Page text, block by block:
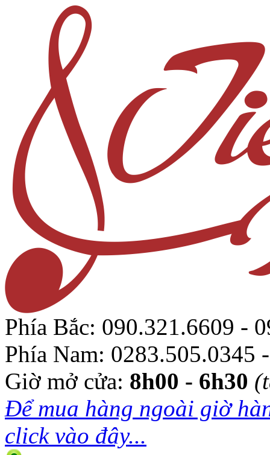
Phía Bắc: 090.321.6609 -
Phía Nam: 0283.505.0345
Giờ mở cửa: 8h00 - 6h30
Để mua hàng ngoài giờ
click vào đây...